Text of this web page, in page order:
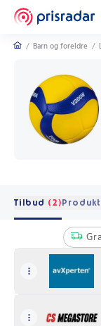
/ Barn og foreldre /
Tilbud (2)